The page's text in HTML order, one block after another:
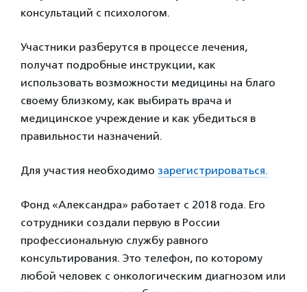
консультаций с психологом.
Участники разберутся в процессе лечения,
получат подробные инструкции, как
использовать возможности медицины на благо
своему близкому, как выбирать врача и
медицинское учреждение и как убедиться в
правильности назначений.
Для участия необходимо зарегистрироваться.
Фонд «Александра» работает с 2018 года. Его
сотрудники создали первую в России
профессиональную службу равного
консультирования. Это телефон, по которому
любой человек с онкологическим диагнозом или